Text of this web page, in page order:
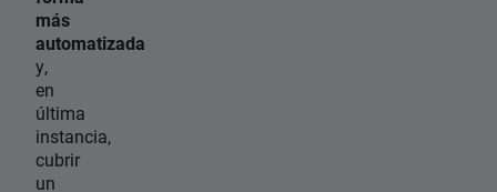
más
automatizada
y,
en
última
instancia,
cubrir
un